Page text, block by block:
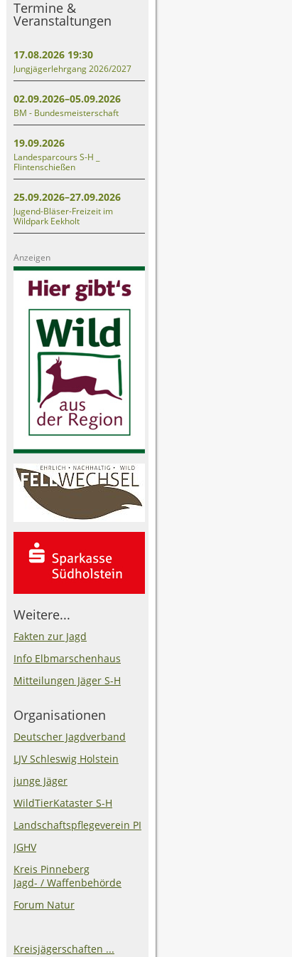
Termine &
Veranstaltungen
17.08.2026 19:30
Jungjägerlehrgang 2026/2027
02.09.2026–05.09.2026
BM - Bundesmeisterschaft
19.09.2026
Landesparcours S-H _
Flintenschießen
25.09.2026–27.09.2026
Jugend-Bläser-Freizeit im
Wildpark Eekholt
Anzeigen
Weitere...
Fakten zur Jagd
Info Elbmarschenhaus
Mitteilungen Jäger S-H
Organisationen
Deutscher Jagdverband
LJV Schleswig Holstein
junge Jäger
WildTierKataster S-H
Landschaftspflegeverein PI
JGHV
Kreis Pinneberg
Jagd- / Waffenbehörde
Forum Natur
Kreisjägerschaften ...